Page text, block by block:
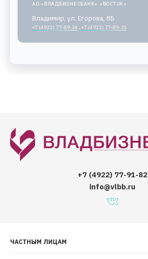
АО «ВЛАДБИЗНЕСБАНК» «ВОСТОК»
Владимир, ул. Егорова, 8Б
+7 (4922) 77-89-34 , +7 (4922) 77-89-35
+7 (4922) 77-91-82
info@vlbb.ru
ЧАСТНЫМ ЛИЦАМ